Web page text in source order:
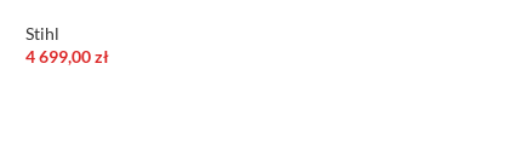
Stihl
4 699,00zł